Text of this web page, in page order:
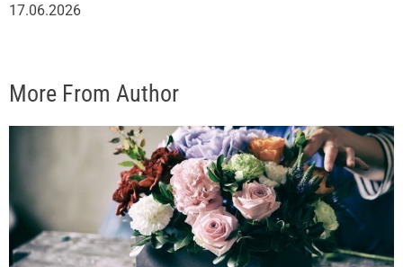
17.06.2026
More From Author